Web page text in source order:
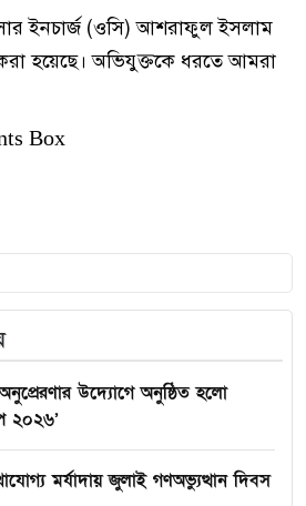
ইনচার্জ (ওসি) আশরাফুল ইসলাম
হয়েছে। অভিযুক্তকে ধরতে আমরা
Box
উদ্যোগে অনুষ্ঠিত হলো
২০২৬’
মর্যাদায় জুলাই গণঅভ্যুত্থান দিবস